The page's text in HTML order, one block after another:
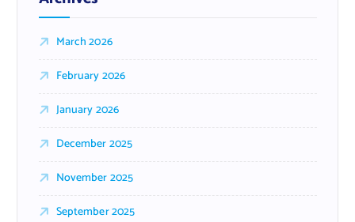
March 2026
February 2026
January 2026
December 2025
November 2025
September 2025